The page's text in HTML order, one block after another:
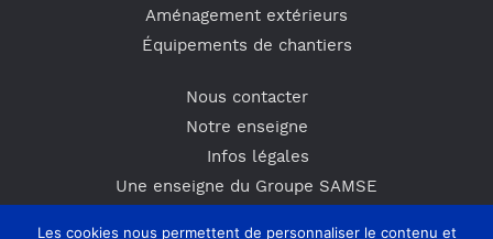
Aménagement extérieurs
Équipements de chantiers
Nous contacter
Notre enseigne
Infos légales
Une enseigne du Groupe SAMSE
Les cookies nous permettent de personnaliser le contenu et